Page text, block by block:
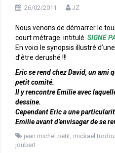
26/02/2011 JZ
Nous venons de démarrer le
court métrage intitulé SIGNE
En voici le synopsis illustré
d’être derushé !!!
Eric se rend chez David, un ami
petit comité.
Il y rencontre Emilie avec
dessine.
Cependant Eric a une
Emilieavant d’envisager de se
jean michel petit, mickael
joubert